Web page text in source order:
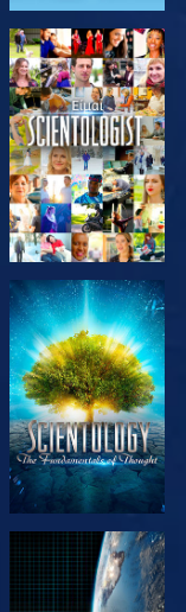
ΠΑΡΑΚΟΛΟΥΘΗΣΤΕ
ΕΞΕΡΕΥΝΗΣΤΕ
ΤΗ ΣΕΙΡΑ
ΠΑΡΑΚΟΛΟΥΘΗΣΤΕ